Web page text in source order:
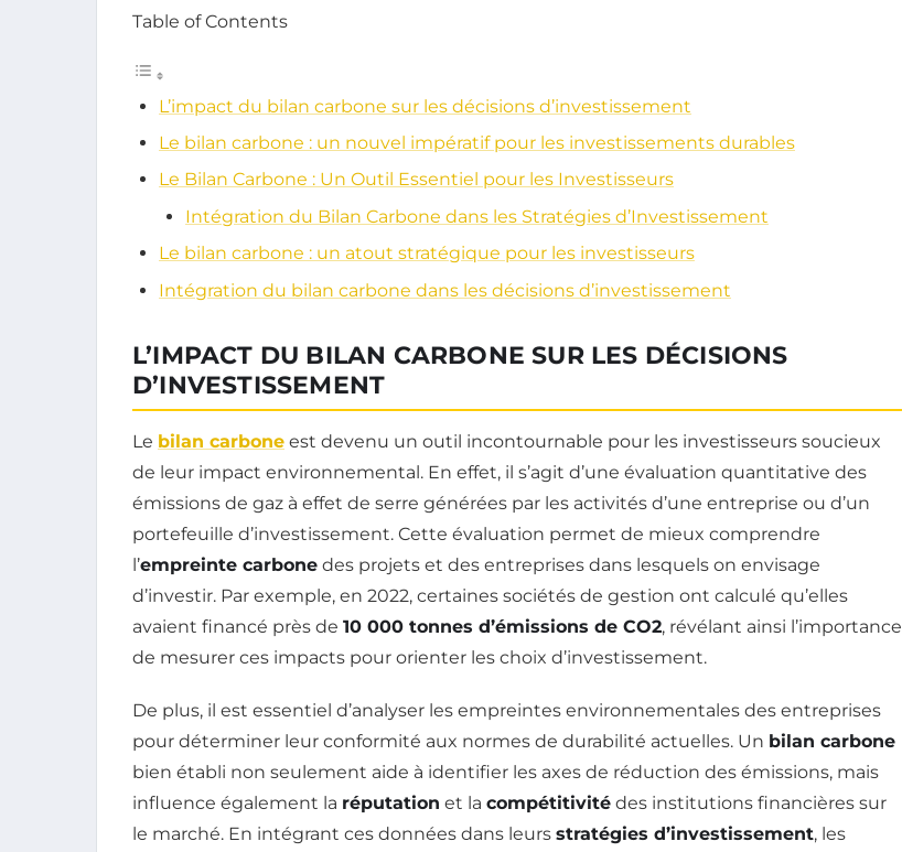
Table of Contents
L’impact du bilan carbone sur les décisions d’investissement
Le bilan carbone : un nouvel impératif pour les investissements durables
Le Bilan Carbone : Un Outil Essentiel pour les Investisseurs
Intégration du Bilan Carbone dans les Stratégies d’Investissement
Le bilan carbone : un atout stratégique pour les investisseurs
Intégration du bilan carbone dans les décisions d’investissement
L’IMPACT DU BILAN CARBONE SUR LES DÉCISIONS
D’INVESTISSEMENT
Le bilan carbone est devenu un outil incontournable pour les investisseurs soucieux
de leur impact environnemental. En effet, il s’agit d’une évaluation quantitative des
émissions de gaz à effet de serre générées par les activités d’une entreprise ou d’un
portefeuille d’investissement. Cette évaluation permet de mieux comprendre
l’empreinte carbone des projets et des entreprises dans lesquels on envisage
d’investir. Par exemple, en 2022, certaines sociétés de gestion ont calculé qu’elles
avaient financé près de 10 000 tonnes d’émissions de CO2, révélant ainsi l’importance
de mesurer ces impacts pour orienter les choix d’investissement.
De plus, il est essentiel d’analyser les empreintes environnementales des entreprises
pour déterminer leur conformité aux normes de durabilité actuelles. Un bilan carbone
bien établi non seulement aide à identifier les axes de réduction des émissions, mais
influence également la réputation et la compétitivité des institutions financières sur
le marché. En intégrant ces données dans leurs stratégies d’investissement, les